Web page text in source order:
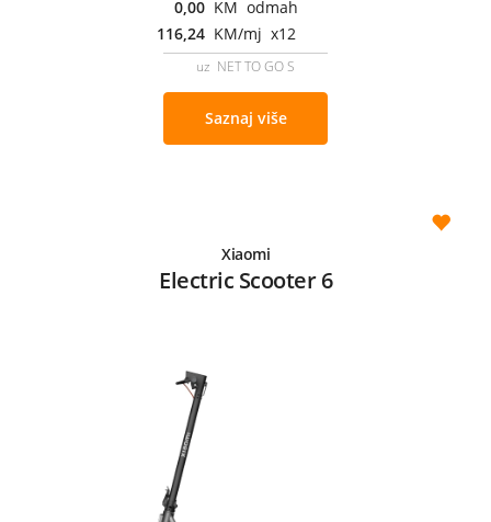
0,00 KM odmah
116,24 KM/mj x12
uz NET TO GO S
Saznaj više
Xiaomi
Electric Scooter 6